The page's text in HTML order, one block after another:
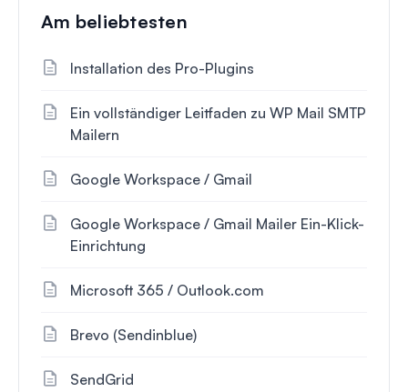
Am beliebtesten
Installation des Pro-Plugins
Ein vollständiger Leitfaden zu WP Mail SMTP
Mailern
Google Workspace / Gmail
Google Workspace / Gmail Mailer Ein-Klick-
Einrichtung
Microsoft 365 / Outlook.com
Brevo (Sendinblue)
SendGrid